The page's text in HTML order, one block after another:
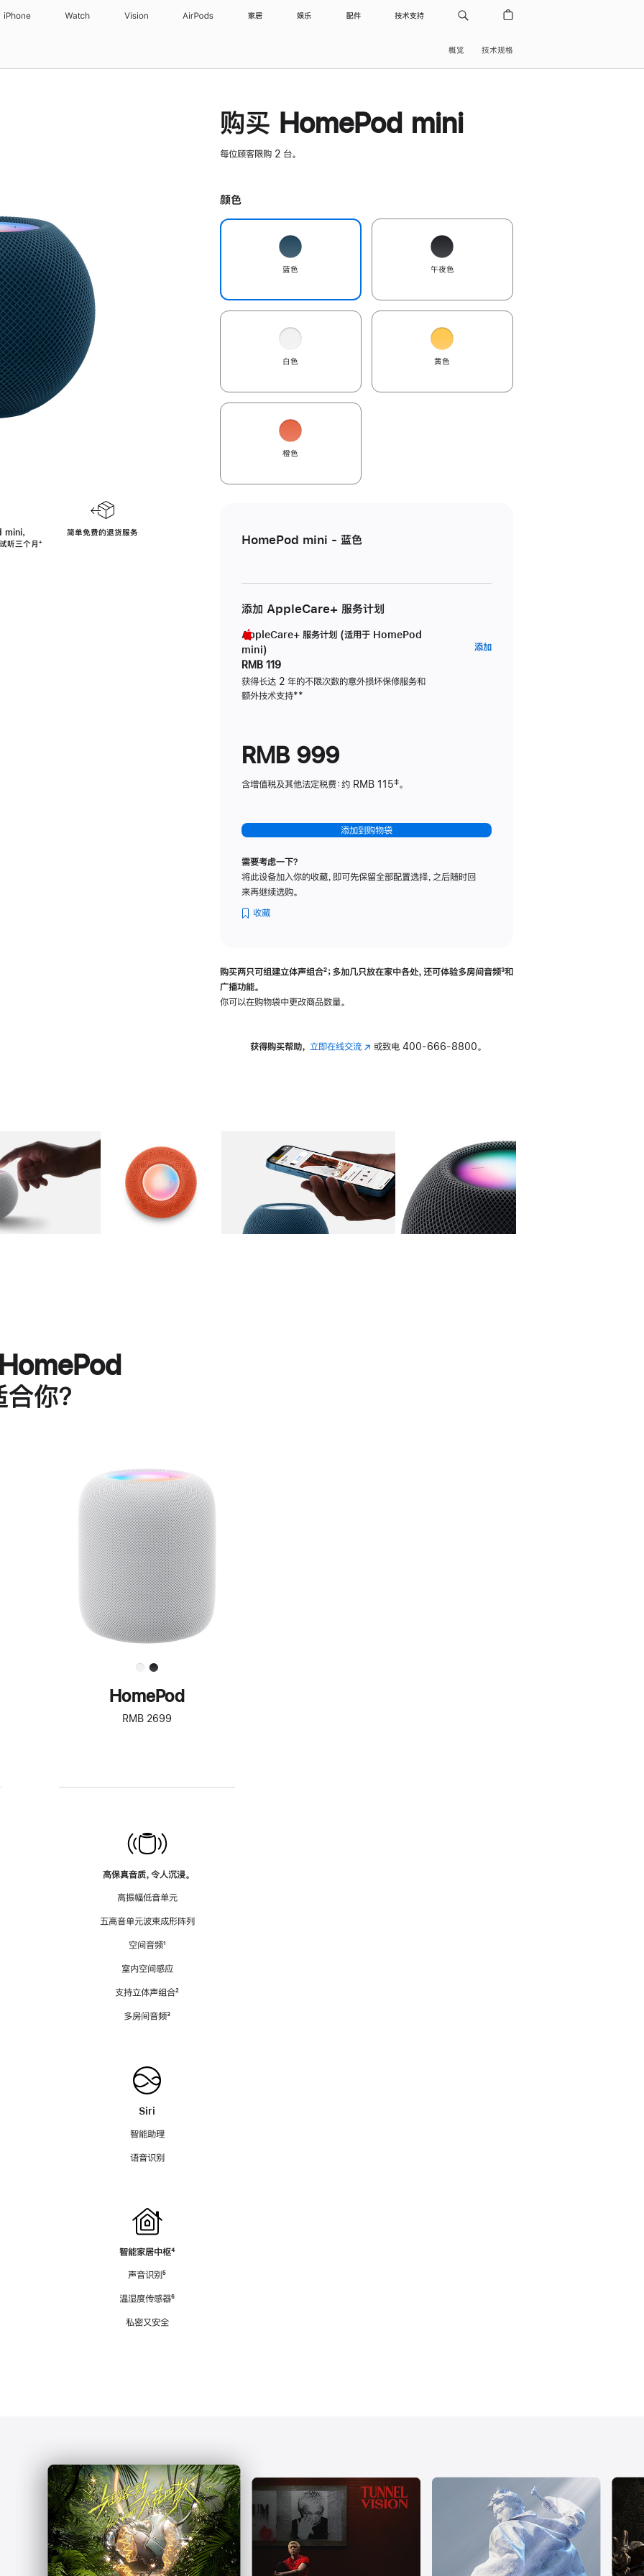
iPhone Watch Vision AirPods 家居 娱乐 配件 技术支持
概览 技术规格
，
听三个月脚
⁺
简单免费的退货服务
购买 HomePod mini
每位顾客限购 2 台。
颜色
蓝色 午夜色
白色 黄色
橙色
HomePod mini - 蓝色
添加 AppleCare+ 服务计划
AppleCare+ 服务计划 (适用于 HomePod
mini)
RMB 119
获得长达 2 年的不限次数的意外损坏保修服务和
额外技术支持脚
**
添加AppleCare+
RMB 999
含增值税及其他法定税费：约 RMB 115‡。
添加到购物袋
需要考虑一下？
将此设备加入你的收藏，即可先保留全部配置选择，之后随时回
来再继续选购。
收藏
购买两只可组建立体声组合脚
²；多加几只放在家中各处，还可体验多‍房‍间音频脚
³和
广播功能。
你可以在购物袋中更改商品数量。
获得购买帮助， 立即在线交流(在 或致电 400-666-8800。
图库 图像 图库 图像 图库 图像 4 图库 图像 5
你？
进
一
步
了
解
HomePod<
HomePod
RMB 2699
高保真音质，令人沉浸。
高振幅低音单元
五高音单元波束成形阵列
空间音频脚
¹
室内空间感应
支持立体声组合脚
²
多房间音频脚
³
Siri
智能助理
语音识别
智能家居中枢脚
⁴
声音识别脚
⁵
温湿度传感器脚
⁶
私密又安全